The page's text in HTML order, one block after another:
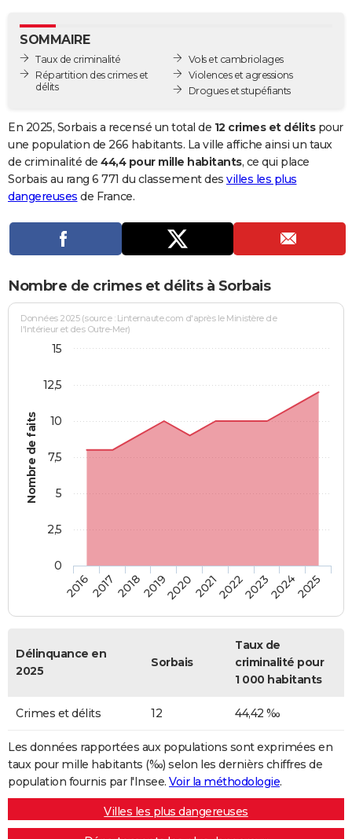
GUIDES D'ACHAT
BONS PLANS
Carte de Noël
Carte Bonne année
Carte Saint-Valentin
Carte Pâques
Carte d'anniversaire
DICTIONNAIRE
Dictionnaire
Biographies
Citations
Expressions
Proverbes
PROGRAMME TV
Se connecter
Entreprises
Service militaire
Avis de recherche
AVIS DE DÉCÈS
Bricolage
Lifestyle
Culture
Sport
Auto
Television
Voyage
Cinema
SOMMAIRE
Taux de criminalité
Répartition des crimes et
délits
Vols et cambriolages
Violences et agressions
Drogues et stupéfiants
En 2025, Sorbais a recensé un total de 12 crimes et délitspour
une population de 266 habitants. La ville affiche ainsi un taux
de criminalité de 44,4 pour mille habitants, ce qui place
Sorbais au rang 6 771 du classement des villes les plus
dangereuses de France.
Nombre de crimes et délits à Sorbais
Nombre de faits
Données 2025 (source : Linternaute.com d'après le Ministère de
l'Intérieur et des Outre-Mer)
2016201720182019202020212022202320242025
0
2,5
5
7,5
10
12,5
15
Délinquance en
2025
Sorbais
Taux de
criminalité pour
1 000 habitants
Crimes et délits 12 44,42 ‰
Les données rapportées aux populations sont exprimées en
taux pour mille habitants (‰) selon les dernièrs chiffres de
population fournis par l'Insee. Voir la méthodologie.
Villes les plus dangereuses